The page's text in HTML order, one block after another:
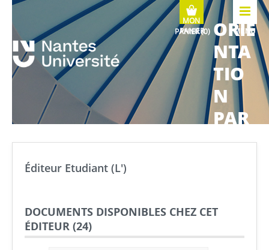
MENU
ORIE
NTA
TIO
N
PAR
COU
ERS
Éditeur Etudiant (L')
DOCUMENTS DISPONIBLES CHEZ CET
ÉDITEUR (24)